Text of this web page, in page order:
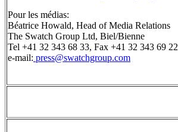
Pour les médias:
Béatrice Howald, Head of Media Relations
The Swatch Group Ltd, Biel/Bienne
Tel +41 32 343 68 33, Fax +41 32 343 69 22
e-mail: press@swatchgroup.com